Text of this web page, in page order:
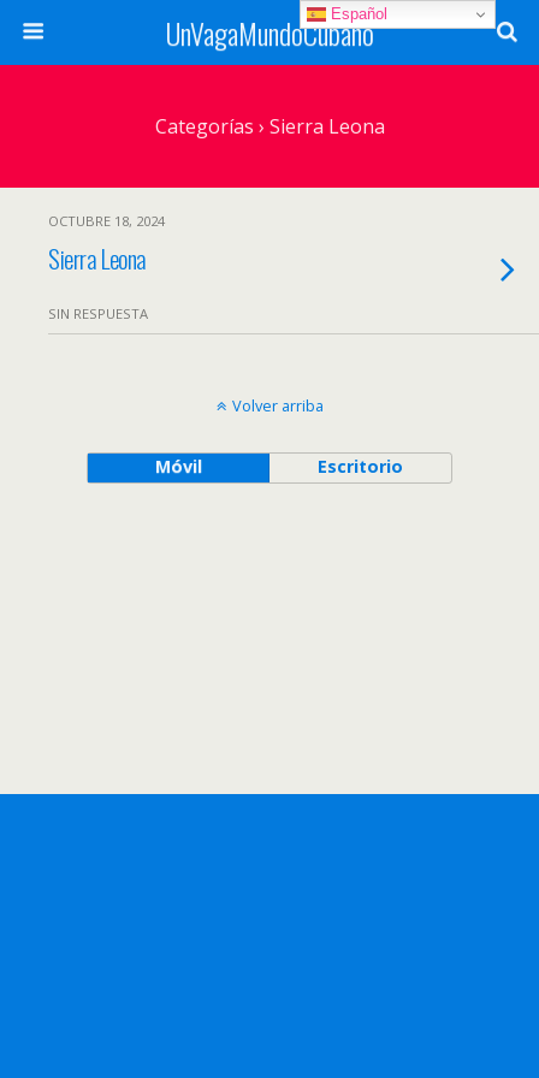
UnVagaMundoCubano
Categorías › Sierra Leona
OCTUBRE 18, 2024
Sierra Leona
SIN RESPUESTA
Volver arriba
Móvil Escritorio
Español